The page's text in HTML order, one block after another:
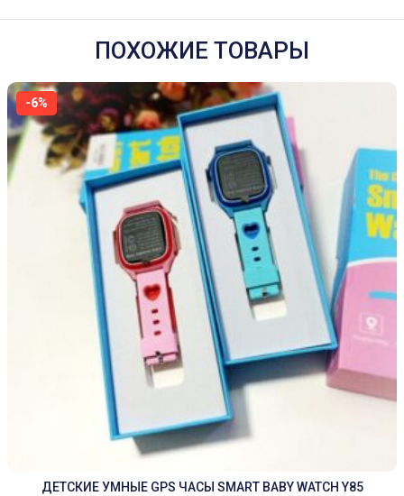
ПОХОЖИЕ ТОВАРЫ
-6%
ДЕТСКИЕ УМНЫЕ GPS ЧАСЫ SMART BABY WATCH Y85